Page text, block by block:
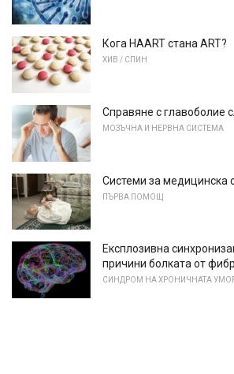
Кога HAART стана ART?
ХИВ / СПИН
Справяне с главоболие
МОЗЪЧНА И НЕРВНА СИСТЕМА
Системи за медицинска
ПЪРВА ПОМОЩ
Експлозивна
причини болката от
СИНДРОМ НА ХРОНИЧНАТА